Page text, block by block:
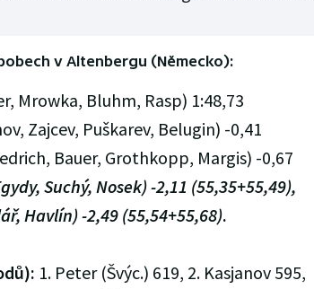
v Altenbergu (Německo):
Mrowka, Bluhm, Rasp) 1:48,73
Zajcev, Puškarev, Belugin) -0,41
Bauer, Grothkopp, Margis) -0,67
Suchý, Nosek) -2,11 (55,35+55,49),
Havlín) -2,49 (55,54+55,68).
1. Peter (Švýc.) 619, 2. Kasjanov 595,